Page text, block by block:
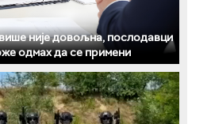
није довољна, послодавци
одмах да се примени